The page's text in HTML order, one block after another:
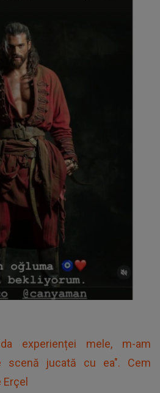
experienței mele, m-am
scenă jucată cu ea". Cem